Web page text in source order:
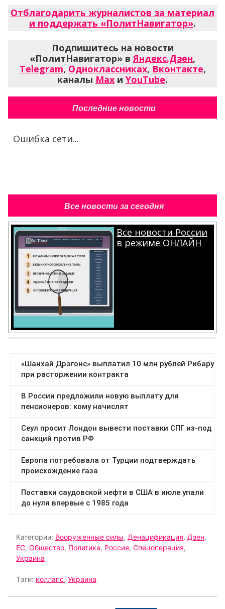
Отблагодарить журналистов за материал
и поддержать «ПолитНавигатор».
Подпишитесь на новости
«ПолитНавигатор» вЯндекс.Дзен,
Telegram, Одноклассниках, Вконтакте,
каналы Max и YouTube.
Последние новости
Ошибка сети...
Все новости за сегодня
Все новости России
в режиме ОНЛАЙН
.
Категории: Вооруженные силы, Денацификация, Дзен,
ЕС, Общество, Политика, Россия, Спецоперация,
Украина
Тэги: коллапс, Украина